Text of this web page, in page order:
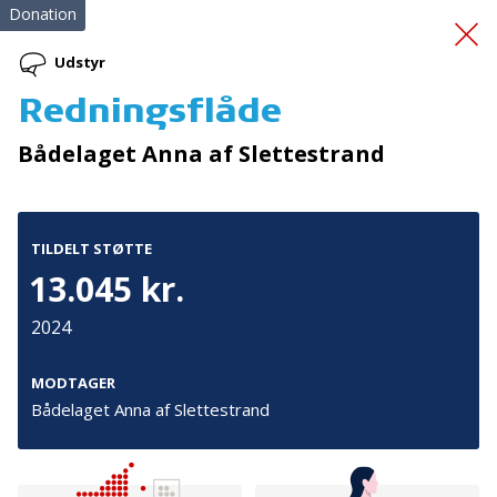
Brandkadetter i
Donation
Udstyr
Redningsflåde
Bådelaget Anna af Slettestrand
TILDELT STØTTE
13.045 kr.
2024
MODTAGER
Bådelaget Anna af Slettestrand
Tilmeld nyhedsbrev
De seneste nyheder om TrygFondens og TryghedsGruppens
aktiviteter direkte i din indbakke.